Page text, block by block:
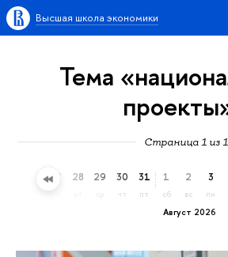
Высшая школа экономики
Тема
Страница 1 из 1
27 28 29 30
чт
31
пт
Август 2026
1
сб
2
вс
3
пн